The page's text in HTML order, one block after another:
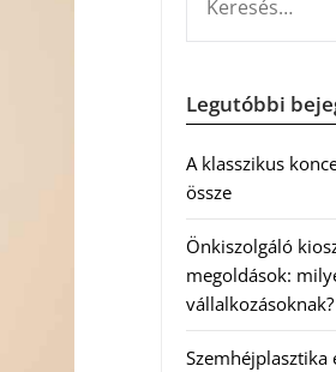
Legutóbbi
A klasszikus
össze
Önkiszolgáló
megoldások:
vállalkozásoknak?